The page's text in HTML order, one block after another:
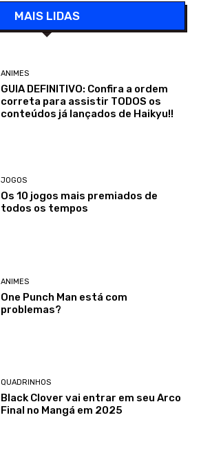
MAIS LIDAS
ANIMES
GUIA DEFINITIVO: Confira a ordem
correta para assistir TODOS os
conteúdos já lançados de Haikyu!!
JOGOS
Os 10 jogos mais premiados de
todos os tempos
ANIMES
One Punch Man está com
problemas?
QUADRINHOS
Black Clover vai entrar em seu Arco
Final no Mangá em 2025